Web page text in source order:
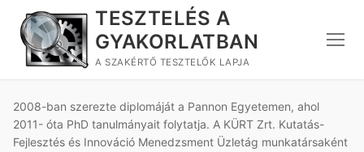
Ugrás
tartalomra
TESZTELÉS A
GYAKORLATBAN
A SZAKÉRTŐ TESZTELŐK LAPJA
2008-ban szerezte diplomáját a Pannon Egyetemen, ahol
2011- óta PhD tanulmányait folytatja. A KÜRT Zrt. Kutatás-
Fejlesztés és Innováció Menedzsment Üzletág munkatársaként